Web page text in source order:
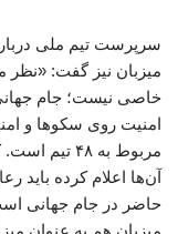
سرپرست تیم ملی
میزبان نیز گفت:
خاصی نیست؛ جام
امنیت روی سکوها و
مربوط به ۴۸
آن‌ها اعلام کرده باید
حاضر در جام جهانی
میزبان هم به عنوان